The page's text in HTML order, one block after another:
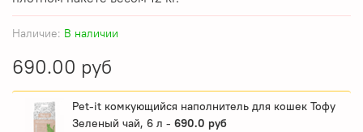
Наличие: В наличии
690.00 руб
Pet-it комкующийся наполнитель для кошек Тофу
Зеленый чай, 6 л - 690.0 руб